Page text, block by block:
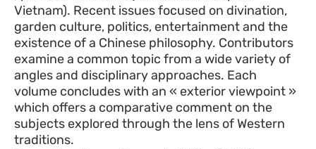
Vietnam). Recent issues focused on divination,
garden culture, politics, entertainment and the
existence of a Chinese philosophy. Contributors
examine a common topic from a wide variety of
angles and disciplinary approaches. Each
volume concludes with an « exterior viewpoint »
which offers a comparative comment on the
subjects explored through the lens of Western
traditions.